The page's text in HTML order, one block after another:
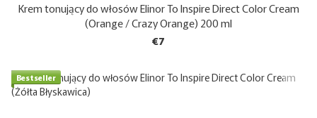
Krem tonujący do włosów Elinor To Inspire Direct Color Cream
(Orange / Crazy Orange) 200 ml
€7
Bestseller